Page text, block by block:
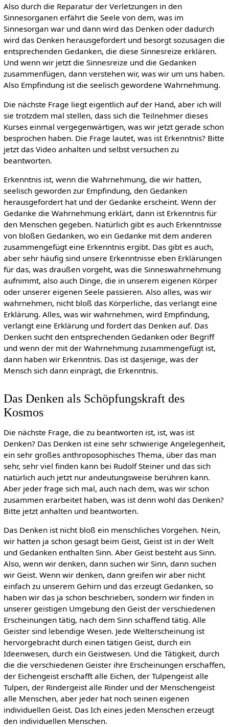
Also durch die Reparatur der Verletzungen in den
Sinnesorganen erfährt die Seele von dem, was im
Sinnesorgan war und dann wird das Denken oder dadurch
wird das Denken herausgefordert und besorgt sozusagen die
entsprechenden Gedanken, die diese Sinnesreize erklären.
Und wenn wir jetzt die Sinnesreize und die Gedanken
zusammenfügen, dann verstehen wir, was wir um uns haben.
Also Empfindung ist die seelisch gewordene Wahrnehmung.
Die nächste Frage liegt eigentlich auf der Hand, aber ich will
sie trotzdem mal stellen, dass sich die Teilnehmer dieses
Kurses einmal vergegenwärtigen, was wir jetzt gerade schon
besprochen haben. Die Frage lautet, was ist Erkenntnis? Bitte
jetzt das Video anhalten und selbst versuchen zu
beantworten.
Erkenntnis ist, wenn die Wahrnehmung, die wir hatten,
seelisch geworden zur Empfindung, den Gedanken
herausgefordert hat und der Gedanke erscheint. Wenn der
Gedanke die Wahrnehmung erklärt, dann ist Erkenntnis für
den Menschen gegeben. Natürlich gibt es auch Erkenntnisse
von bloßen Gedanken, wo ein Gedanke mit dem anderen
zusammengefügt eine Erkenntnis ergibt. Das gibt es auch,
aber sehr häufig sind unsere Erkenntnisse eben Erklärungen
für das, was draußen vorgeht, was die Sinneswahrnehmung
aufnimmt, also auch Dinge, die in unserem eigenen Körper
oder unserer eigenen Seele passieren. Also alles, was wir
wahrnehmen, nicht bloß das Körperliche, das verlangt eine
Erklärung. Alles, was wir wahrnehmen, wird Empfindung,
verlangt eine Erklärung und fordert das Denken auf. Das
Denken sucht den entsprechenden Gedanken oder Begriff
und wenn der mit der Wahrnehmung zusammengefügt ist,
dann haben wir Erkenntnis. Das ist dasjenige, was der
Mensch sich dann einprägt, die Erkenntnis.
Das Denken als Schöpfungskraft des
Kosmos
Die nächste Frage, die zu beantworten ist, ist, was ist
Denken? Das Denken ist eine sehr schwierige Angelegenheit,
ein sehr großes anthroposophisches Thema, über das man
sehr, sehr viel finden kann bei Rudolf Steiner und das sich
natürlich auch jetzt nur andeutungsweise berühren kann.
Aber jeder frage sich mal, auch nach dem, was wir schon
zusammen erarbeitet haben, was ist denn wohl das Denken?
Bitte jetzt anhalten und beantworten.
Das Denken ist nicht bloß ein menschliches Vorgehen. Nein,
wir hatten ja schon gesagt beim Geist, Geist ist in der Welt
und Gedanken enthalten Sinn. Aber Geist besteht aus Sinn.
Also, wenn wir denken, dann suchen wir Sinn, dann suchen
wir Geist. Wenn wir denken, dann greifen wir aber nicht
einfach zu unserem Gehirn und das erzeugt Gedanken, so
haben wir das ja schon beschrieben, sondern wir finden in
unserer geistigen Umgebung den Geist der verschiedenen
Erscheinungen tätig, nach dem Sinn schaffend tätig. Alle
Geister sind lebendige Wesen. Jede Welterscheinung ist
hervorgebracht durch einen tätigen Geist, durch ein
Ideenwesen, durch ein Geistwesen. Und die Tätigkeit, durch
die die verschiedenen Geister ihre Erscheinungen erschaffen,
der Eichengeist erschafft alle Eichen, der Tulpengeist alle
Tulpen, der Rindergeist alle Rinder und der Menschengeist
alle Menschen, aber jeder hat noch seinen eigenen
individuellen Geist. Das Ich eines jeden Menschen erzeugt
den individuellen Menschen.